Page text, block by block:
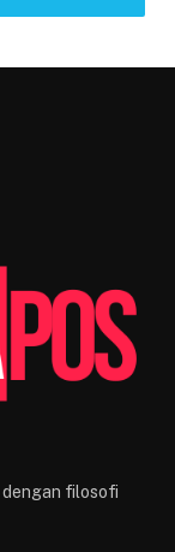
dengan filosofi